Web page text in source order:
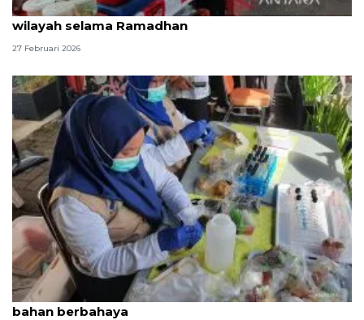
BBPOM DKI lakukan pengawasan takjil di lima
wilayah selama Ramadhan
27 Februari 2026
BBPOM DKI ingatkan ciri pangan takjil mengandung
bahan berbahaya